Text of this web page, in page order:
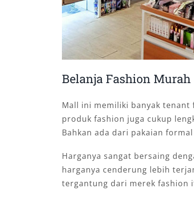
Belanja Fashion Murah
Mall ini memiliki banyak tenant
produk fashion juga cukup
Bahkan ada dari pakaian
Harganya sangat bersaing
harganya cenderung lebih
tergantung dari merek fashion